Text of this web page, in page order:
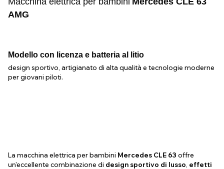
AMG
Modello con licenza e batteria al litio
design sportivo, artigianato di alta qualità e tecnologie moderne
per giovani piloti.
La macchina elettrica per bambini Mercedes CLE 63 offre
un'eccellente combinazione di design sportivo di lusso effetti